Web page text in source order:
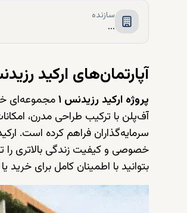
سازنده
...
آپارتمان‌های ارکید رزیدنس ۱ در دبی ساوث دبی توسط
پروژه ارکید رزیدنس ۱ مجموعه‌ای
آف‌پلن با ترکیب طراحی مدرن،
خصوصی و کیفیت زندگی بالاتری را
بتوانید با اطمینان کامل برای